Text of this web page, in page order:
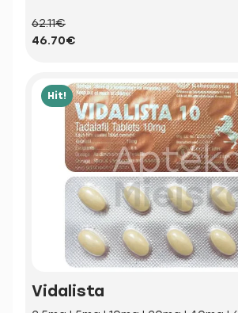
62.11€
46.70€
Hit!
Vidalista